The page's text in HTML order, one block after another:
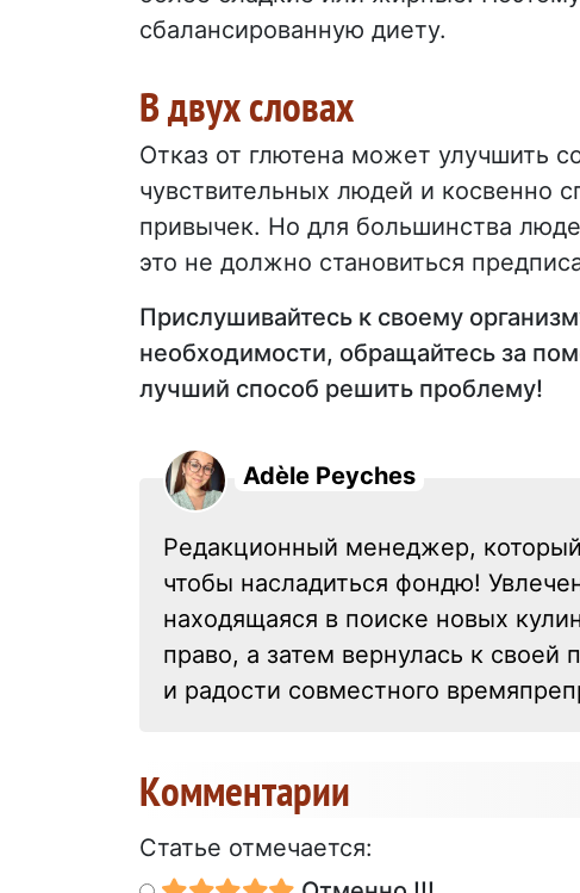
сбалансированную диету.
В двух словах
Отказ от глютена может улучшить
чувствительных людей и косвенно
привычек. Но для большинства
это не должно становиться
Прислушивайтесь к своему
необходимости, обращайтесь за
лучший способ решить проблему!
Adèle Peyches
Редакционный менеджер,
чтобы насладиться фондю!
находящаяся в поиске новых
право, а затем вернулась к
и радости совместного
Kомментарии
Статье отмечается: